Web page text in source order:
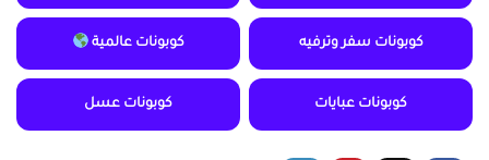
كوبونات سفر وترفيه كوبونات عالمية
كوبونات عبايات كوبونات عسل